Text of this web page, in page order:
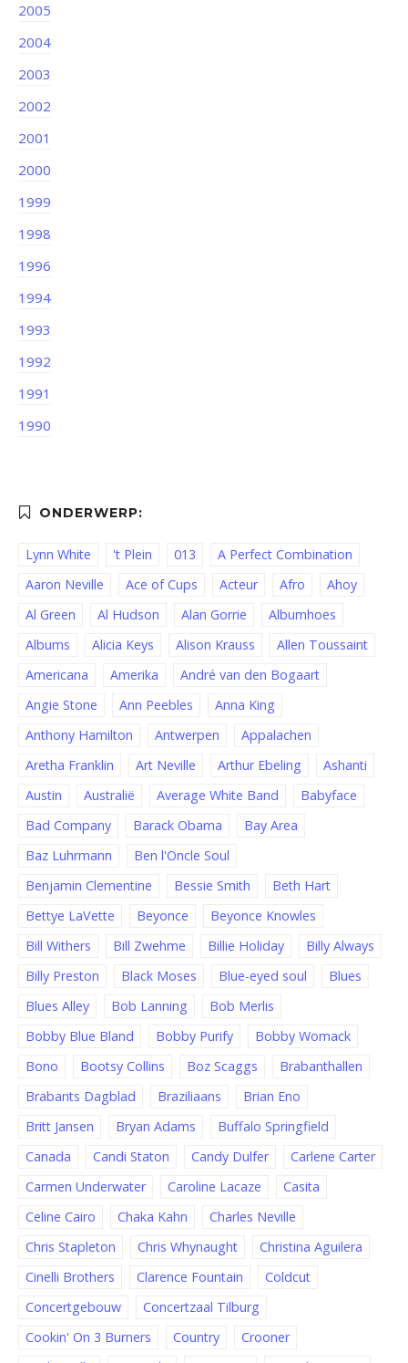
2005
2004
2003
2002
2001
2000
1999
1998
1996
1994
1993
1992
1991
1990
Lynn White 't Plein 013
A Perfect Combination
Aaron Neville
Ace of Cups Acteur Afro
Ahoy
Al Green
Al Hudson Alan Gorrie
Albumhoes
Albums
Alicia Keys Alison Krauss
Allen Toussaint
Americana
Amerika
André van den Bogaart
Angie Stone
Ann Peebles
Anna King
Anthony Hamilton
Antwerpen
Appalachen
Aretha Franklin
Art Neville Arthur Ebeling
Ashanti
Austin
Australië Average White Band
Babyface
Bad Company
Barack Obama
Bay Area
Baz Luhrmann
Ben l'Oncle Soul
Benjamin Clementine
Bessie Smith
Beth Hart
Bettye LaVette
Beyonce
Beyonce Knowles
Bill Withers
Bill Zwehme Billie Holiday
Billy Always
Billy Preston
Black Moses Blue-eyed soul
Blues
Blues Alley
Bob Lanning
Bob Merlis
Bobby Blue Bland
Bobby Purify
Bobby Womack
Bono
Bootsy Collins Boz Scaggs
Brabanthallen
Brabants Dagblad
Braziliaans
Brian Eno
Britt Jansen
Bryan Adams
Buffalo Springfield
Canada
Candi Staton Candy Dulfer
Carlene Carter
Carmen Underwater
Caroline Lacaze
Casita
Celine Cairo
Chaka Kahn
Charles Neville
Chris Stapleton
Chris Whynaught
Christina Aguilera
Cinelli Brothers
Clarence Fountain
Coldcut
Concertgebouw
Concertzaal Tilburg
Cookin' On 3 Burners
Country
Crooner